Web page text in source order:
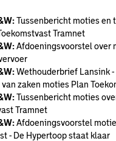
Tussenbericht moties en
Tramnet
Afdoeningsvoorstel over
Wethouderbrief Lansink
zaken moties Plan
Tussenbericht moties
Tramnet
Afdoeningsvoorstel
- De Hypertoop staat klaar